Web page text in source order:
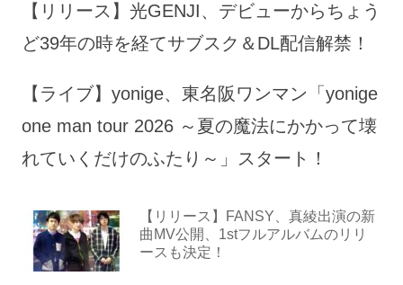
【リリース】光GENJI、デビューからちょう
ど39年の時を経てサブスク＆DL配信解禁！
【ライブ】yonige、東名阪ワンマン「yonige
one man tour 2026 ～夏の魔法にかかって壊
れていくだけのふたり～」スタート！
【リリース】FANSY、真綾出演の新
曲MV公開、1stフルアルバムのリリ
ースも決定！